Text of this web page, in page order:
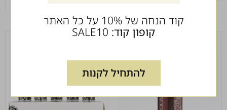
קוד הנחה של 10% על כל האתר
קופון קוד:
להתחיל לקנות